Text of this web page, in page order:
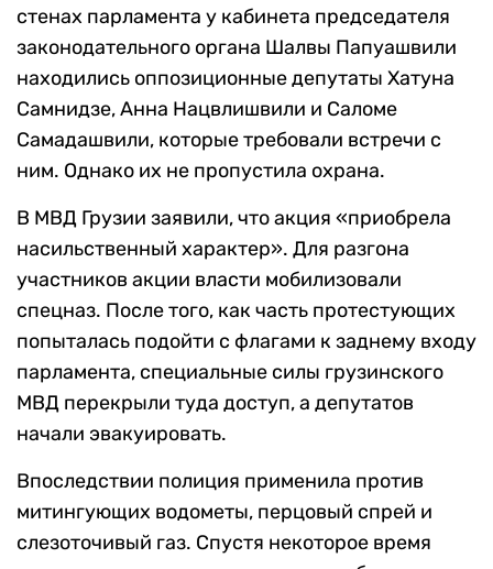
стенах парламента у кабинета председателя
законодательного органа Шалвы Папуашвили
находились оппозиционные депутаты Хатуна
Самнидзе, Анна Нацвлишвили и Саломе
Самадашвили, которые требовали встречи с
ним. Однако их не пропустила охрана.
В МВД Грузии заявили, что акция «приобрела
насильственный характер». Для разгона
участников акции власти мобилизовали
спецназ. После того, как часть протестующих
попыталась подойти с флагами к заднему входу
парламента, специальные силы грузинского
МВД перекрыли туда доступ, а депутатов
начали эвакуировать.
Впоследствии полиция применила против
митингующих водометы, перцовый спрей и
слезоточивый газ. Спустя некоторое время